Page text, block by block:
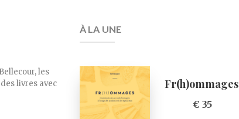
les
livres avec
À LA UNE
Fr(h)ommages
€ 35